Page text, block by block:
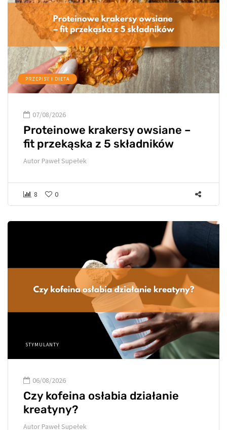
PRZEPISY I DIETA
07/08/2026
Proteinowe krakersy owsiane –
fit przekąska z 5 składników
Autor Paweł Supełek
8 0
STYMULANTY
06/08/2026
Czy kofeina osłabia działanie
kreatyny?
Autor Paweł Supełek